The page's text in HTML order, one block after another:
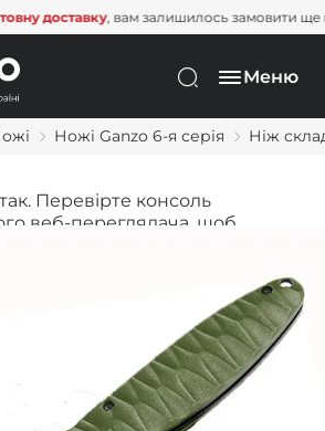
доставку, вам залишилось замовити ще на1
Меню
Ножі Ganzo 6-я серія Ніж
Перевірте консоль
веб-переглядача, щоб